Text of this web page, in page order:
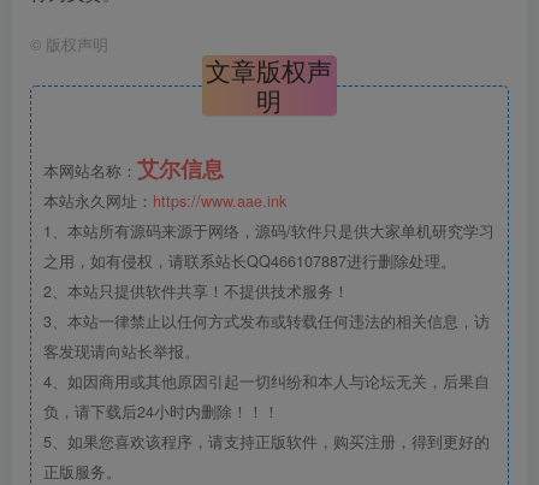
© 版权声明
文章版权声
明
本网站名称： 艾尔信息
本站永久网址： https://www.aae.ink
1、本站所有源码来源于网络，源码/软件只是供大家单机研究学习
之用，如有侵权，请联系站长QQ466107887进行删除处理。
2、本站只提供软件共享！不提供技术服务！
3、本站一律禁止以任何方式发布或转载任何违法的相关信息，访
客发现请向站长举报。
4、如因商用或其他原因引起一切纠纷和本人与论坛无关，后果自
负，请下载后24小时内删除！！！
5、如果您喜欢该程序，请支持正版软件，购买注册，得到更好的
正版服务。